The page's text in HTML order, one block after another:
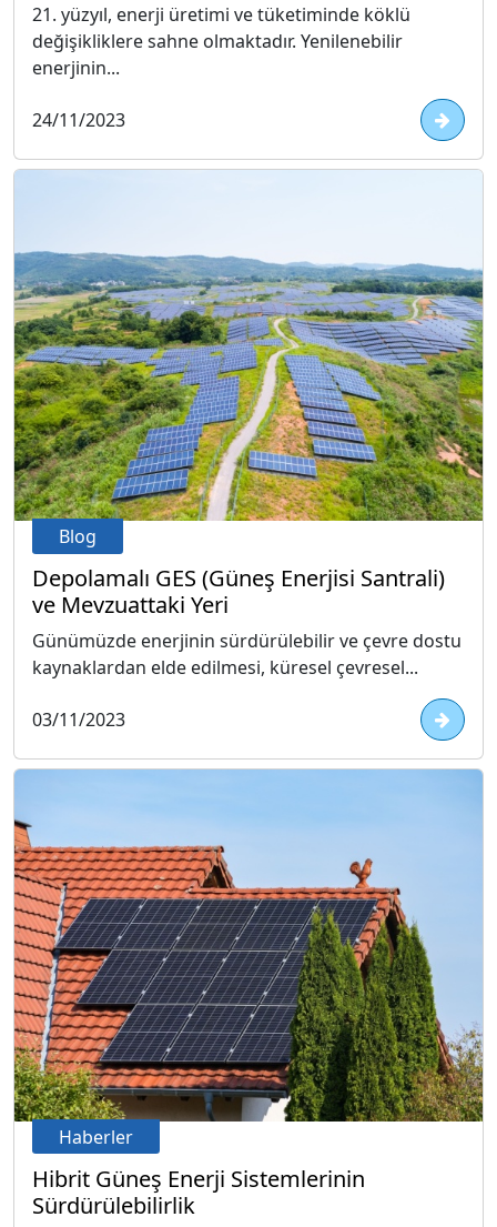
21. yüzyıl, enerji üretimi ve tüketiminde köklü
değişikliklere sahne olmaktadır. Yenilenebilir
enerjinin...
24/11/2023
Blog
Depolamalı GES (Güneş Enerjisi Santrali)
ve Mevzuattaki Yeri
Günümüzde enerjinin sürdürülebilir ve çevre dostu
kaynaklardan elde edilmesi, küresel çevresel...
03/11/2023
Haberler
Hibrit Güneş Enerji Sistemlerinin
Sürdürülebilirlik